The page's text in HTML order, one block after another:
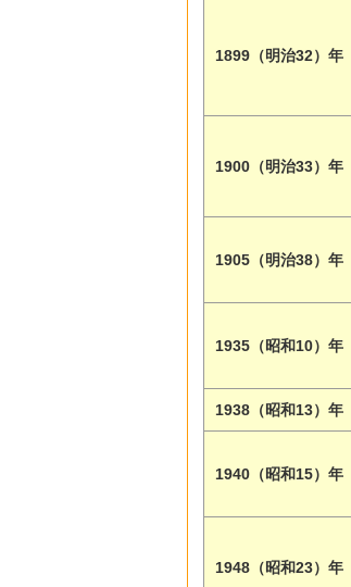
1899（明治32）年
1900（明治33）年
1905（明治38）年
1935（昭和10）年
1938（昭和13）年
1940（昭和15）年
1948（昭和23）年